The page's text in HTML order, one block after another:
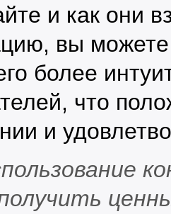
и как они
вы можете
более
что
и